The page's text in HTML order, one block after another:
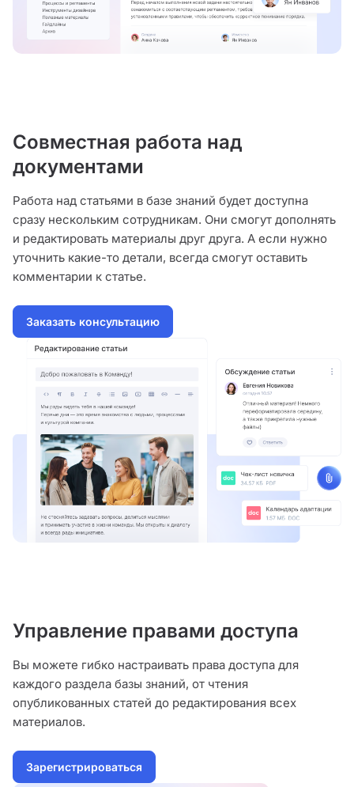
Совместная работа над
документами
Работа над статьями в базе знаний будет доступна
сразу нескольким сотрудникам. Они смогут дополнять
и редактировать материалы друг друга. А если нужно
уточнить какие-то детали, всегда смогут оставить
комментарии к статье.
Заказать консультацию
Управление правами доступа
Вы можете гибко настраивать права доступа для
каждого раздела базы знаний, от чтения
опубликованных статей до редактирования всех
материалов.
Зарегистрироваться